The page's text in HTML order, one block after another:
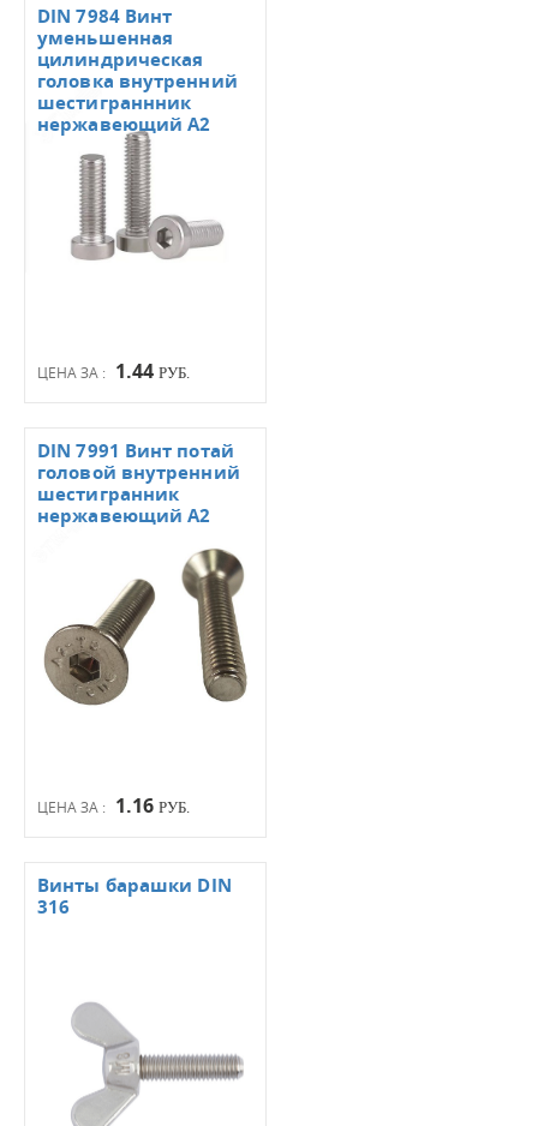
ЦЕНА ЗА : 1.44 РУБ.
DIN 7984 Винт
уменьшенная
цилиндрическая
головка внутренний
шестиграннник
нержавеющий А2
ЦЕНА ЗА : 1.16 РУБ.
DIN 7991 Винт потай
головой внутренний
шестигранник
нержавеющий А2
Винты барашки DIN
316